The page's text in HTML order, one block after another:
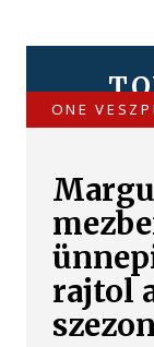
ONE
rajtol
szezon